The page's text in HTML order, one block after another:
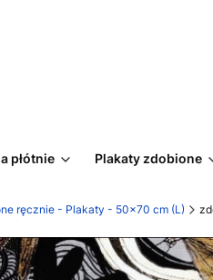
płótnie Plakaty zdobione
ręcznie - Plakaty - 50x70 cm (L)